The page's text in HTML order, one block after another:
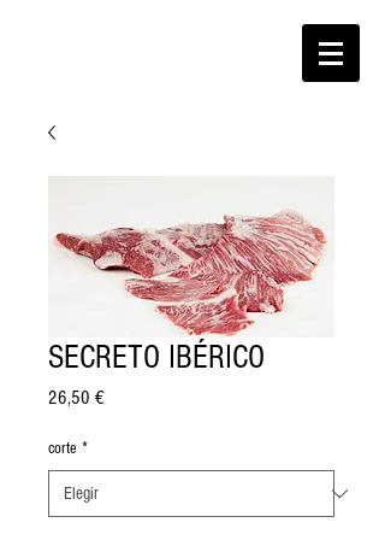
SECRETO IBÉRICO
26,50 €Precio
corte *